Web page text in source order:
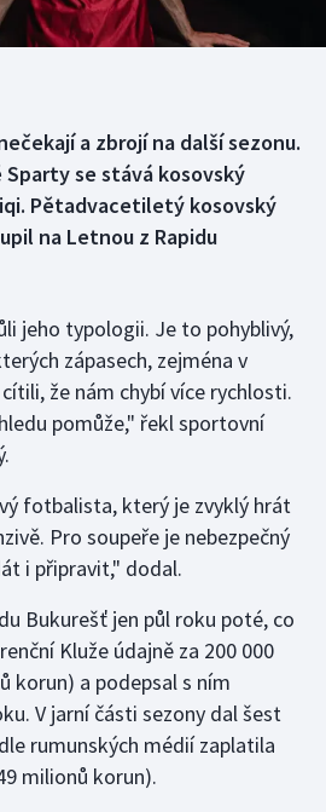
a zbrojí na další sezonu.
Sparty se stává kosovský
Pětadvacetiletý kosovský
na Letnou z Rapidu
jeho typologii. Je to pohyblivý,
zápasech, zejména v
že nám chybí více rychlosti.
pomůže," řekl sportovní
fotbalista, který je zvyklý hrát
Pro soupeře je nebezpečný
i připravit," dodal.
Bukurešť jen půl roku poté, co
Kluže údajně za 200 000
korun) a podepsal s ním
V jarní části sezony dal šest
rumunských médií zaplatila
milionů korun).